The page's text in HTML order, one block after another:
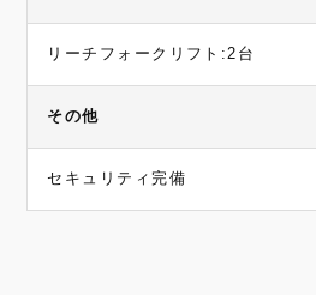
リーチフォークリフト:2台
その他
セキュリティ完備